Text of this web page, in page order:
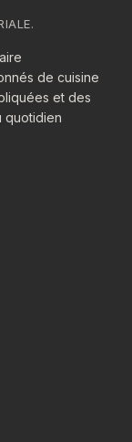
de cuisine
et des
quotidien